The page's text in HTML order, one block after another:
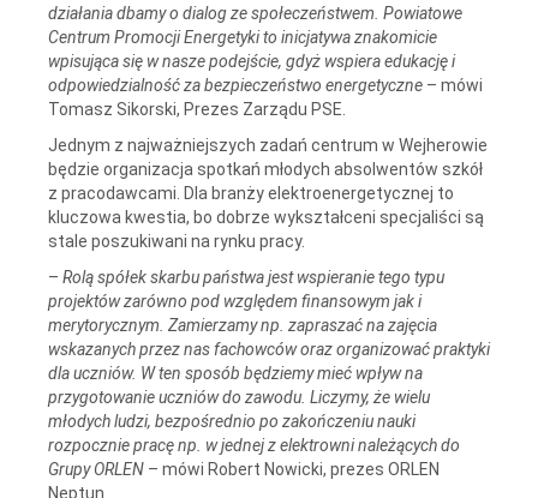
działania dbamy o dialog ze społeczeństwem. Powiatowe
Centrum Promocji Energetyki to inicjatywa znakomicie
wpisująca się w nasze podejście, gdyż wspiera edukację i
odpowiedzialność za bezpieczeństwo energetyczne – mówi
Tomasz Sikorski, Prezes Zarządu PSE.
Jednym z najważniejszych zadań centrum w Wejherowie
będzie organizacja spotkań młodych absolwentów szkół
z pracodawcami. Dla branży elektroenergetycznej to
kluczowa kwestia, bo dobrze wykształceni specjaliści są
stale poszukiwani na rynku pracy.
– Rolą spółek skarbu państwa jest wspieranie tego typu
projektów zarówno pod względem finansowym jak i
merytorycznym. Zamierzamy np. zapraszać na zajęcia
wskazanych przez nas fachowców oraz organizować praktyki
dla uczniów. W ten sposób będziemy mieć wpływ na
przygotowanie uczniów do zawodu. Liczymy, że wielu
młodych ludzi, bezpośrednio po zakończeniu nauki
rozpocznie pracę np. w jednej z elektrowni należących do
Grupy ORLEN – mówi Robert Nowicki, prezes ORLEN
Neptun.